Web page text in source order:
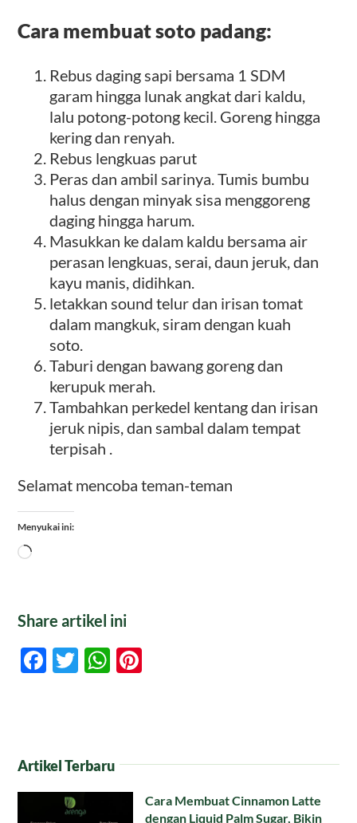
Cara membuat soto padang:
Rebus daging sapi bersama 1 SDM
garam hingga lunak angkat dari kaldu,
lalu potong-potong kecil. Goreng hingga
kering dan renyah.
Rebus lengkuas parut
Peras dan ambil sarinya. Tumis bumbu
halus dengan minyak sisa menggoreng
daging hingga harum.
Masukkan ke dalam kaldu bersama air
perasan lengkuas, serai, daun jeruk, dan
kayu manis, didihkan.
letakkan sound telur dan irisan tomat
dalam mangkuk, siram dengan kuah
soto.
Taburi dengan bawang goreng dan
kerupuk merah.
Tambahkan perkedel kentang dan irisan
jeruk nipis, dan sambal dalam tempat
terpisah .
Selamat mencoba teman-teman
Menyukai ini:
Memuat...
Share artikel ini
Facebook
TwitterWhatsApp
Artikel Terbaru
Cara Membuat Cinnamon Latte
dengan Liquid Palm Sugar, Bikin